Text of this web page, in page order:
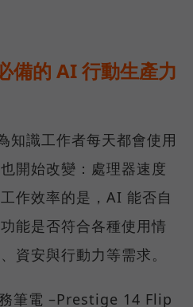
備的 AI 行動生產力
知識工作者每天都會使用
開始改變：處理器速度
作效率的是，AI 能否自
能是否符合各種使用情
資安與行動力等需求。
筆電 –Prestige 14 Flip